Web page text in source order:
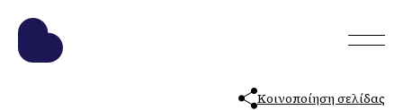
Κοινοποίηση σελίδας